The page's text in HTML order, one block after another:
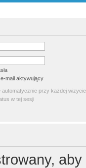
mail aktywujący
automatycznie przy każdej wizycie
w tej sesji